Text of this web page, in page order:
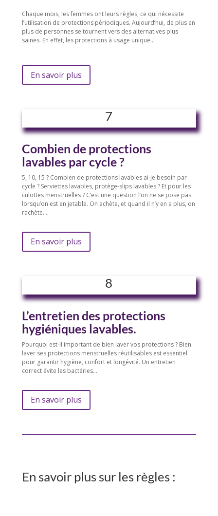
Chaque mois, les femmes ont leurs règles, ce qui nécessite
l’utilisation de protections périodiques. Aujourd’hui, de plus en
plus de personnes se tournent vers des alternatives plus
saines. En effet, les protections à usage unique…
En savoir plus
7
Combien de protections
lavables par cycle ?
5, 10, 15 ? Combien de protections lavables ai-je besoin par
cycle ? Serviettes lavables, protège-slips lavables ? Et pour les
culottes menstruelles ? C’est une question l’on ne se pose pas
lorsqu’on est en jetable. On achète, et quand il n’y en a plus, on
rachète….
En savoir plus
8
L’entretien des protections
hygiéniques lavables.
Pourquoi est-il important de bien laver vos protections ? Bien
laver ses protections menstruelles réutilisables est essentiel
pour garantir hygiène, confort et longévité. Un entretien
correct évite les bactéries…
En savoir plus
En savoir plus sur les règles :